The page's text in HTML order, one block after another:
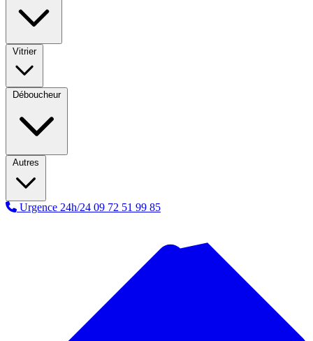
Vitrier
Déboucheur
Autres
Urgence 24h/24 09 72 51 99 85